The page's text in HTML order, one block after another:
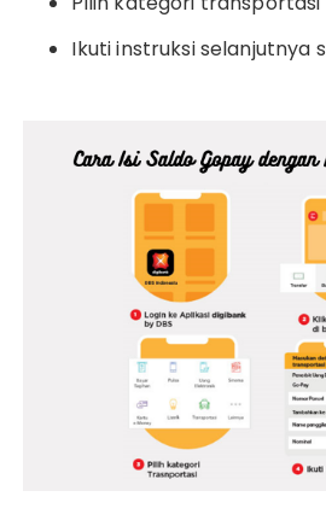
Ikuti instruksi selanjutnya